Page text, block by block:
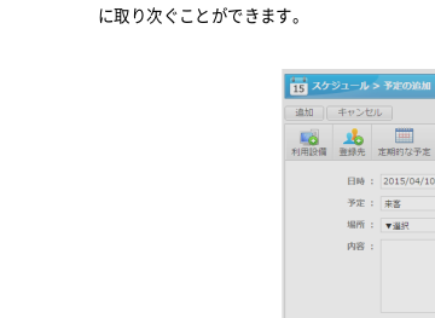
に取り次ぐことができます。